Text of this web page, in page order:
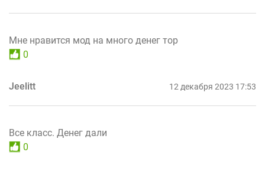
Мне нравится мод на много денег тор
0
Jeelitt 12 декабря 2023 17:53
Все класс. Денег дали
0